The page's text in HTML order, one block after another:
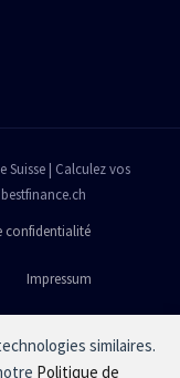
similaires.
Politique de
| Calculez vos
confidentialité
Impressum
effectif compris entre4.9 %
coûts d'intérêts entre